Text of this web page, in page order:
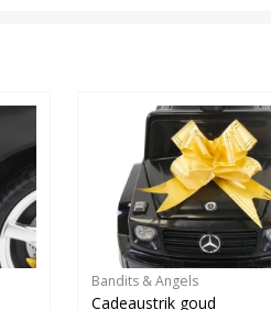
Bandits & Angels
Cadeaustrik goud